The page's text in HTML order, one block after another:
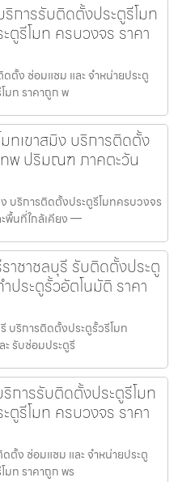
การรับติดตั้งประตูรีโมท
ตูรีโมท ครบวงจร ราคา
ตั้ง ซ่อมแซม และ จำหน่ายประตู
มท ราคาถูก พ
ทเขาสมิง บริการติดตั้ง
ทพ ปริมณฑ ภาคตะวัน
บริการติดตั้งประตูรีโมทครบวงจร
พื้นที่ใกล้เคียง —
าชาชลบุรี รับติดตั้งประตู
ประตูรั้วอัตโนมัติ ราคา
บริการติดตั้งประตูรั้วรีโมท
ะ รับซ่อมประตูรี
การรับติดตั้งประตูรีโมท
ตูรีโมท ครบวงจร ราคา
ตั้ง ซ่อมแซม และ จำหน่ายประตู
มท ราคาถูก พร